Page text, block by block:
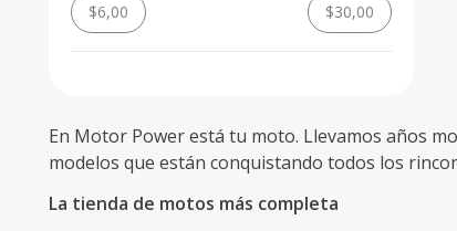
$6,00 $30,00
En Motor Power está tu moto. Llevamos años
modelos que están conquistando todos los
La tienda de motos más completa